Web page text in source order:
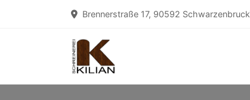
Brennerstraße 17, 90592 Schwarzenbruck